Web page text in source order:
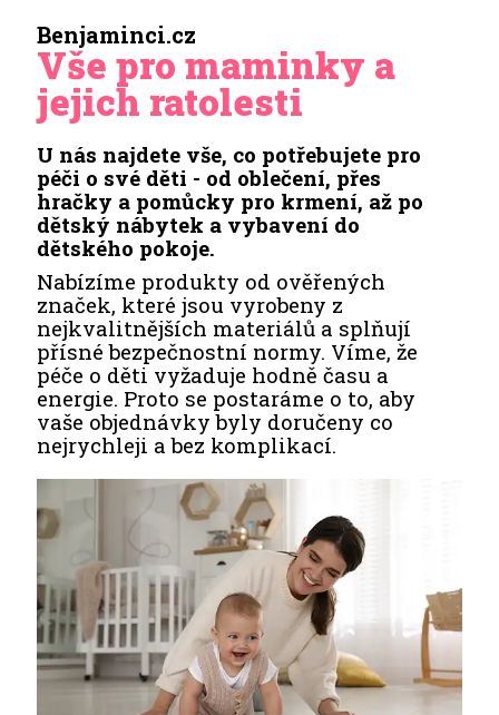
Benjaminci.cz
Vše pro maminky a
jejich ratolesti
U nás najdete vše, co potřebujete pro
péči o své děti - od oblečení, přes
hračky a pomůcky pro krmení, až po
dětský nábytek a vybavení do
dětského pokoje.
Nabízíme produkty od ověřených
značek, které jsou vyrobeny z
nejkvalitnějších materiálů a splňují
přísné bezpečnostní normy. Víme, že
péče o děti vyžaduje hodně času a
energie. Proto se postaráme o to, aby
vaše objednávky byly doručeny co
nejrychleji a bez komplikací.